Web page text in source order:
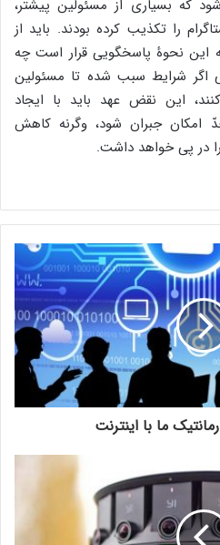
که بسیاری از مسئولین پیشتر،
را تکذیب کرده بودند. باید از
این نحوۀ پاسخگویی قرار است چه
اگر شرایط سبب شده تا مسئولین
این نقض عهد باید با ایجاد
امکان جبران شود، وگرنه کاهش
در پی خواهد داشت.
ما با اینترنت